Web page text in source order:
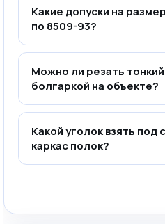
Какие допуски на
по 8509-93?
Можно ли резать
болгаркой на объекте?
Какой уголок взять под
каркас полок?